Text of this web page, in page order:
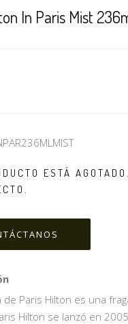
In Paris Mist
ESTÁ
de Paris Hilton es una
Hilton se lanzó en